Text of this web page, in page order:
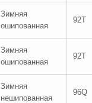
Зимняя
ошипованная
92T
Зимняя
ошипованная
92T
Зимняя
нешипованная
96Q